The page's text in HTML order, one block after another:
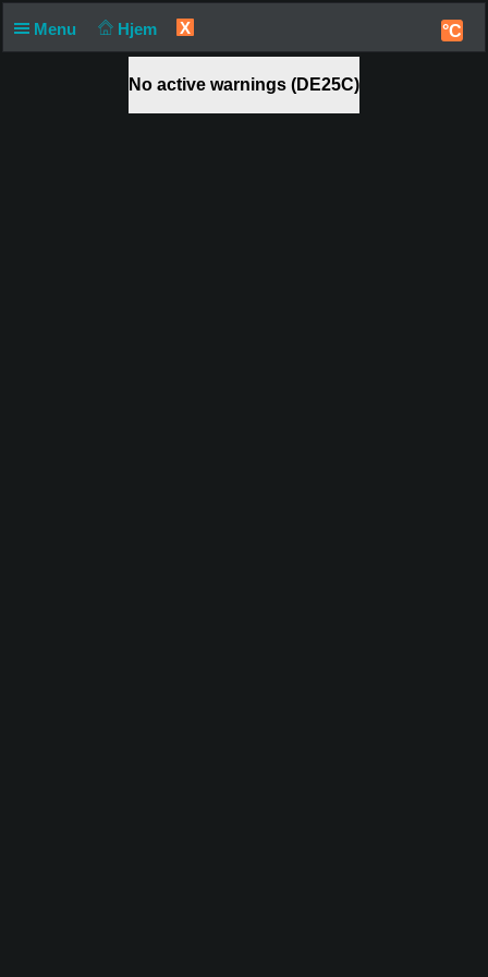
Menu Hjem X °C
No active warnings (DE25C)